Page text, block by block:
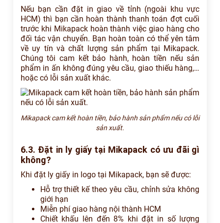
Nếu bạn cần đặt in giao về tỉnh (ngoài khu vực
HCM) thì bạn cần hoàn thành thanh toán đợt cuối
trước khi Mikapack hoàn thành việc giao hàng cho
đối tác vận chuyển. Bạn hoàn toàn có thể yên tâm
về uy tín và chất lượng sản phẩm tại Mikapack.
Chúng tôi cam kết bảo hành, hoàn tiền nếu sản
phẩm in ấn không đúng yêu cầu, giao thiếu hàng,…
hoặc có lỗi sản xuất khác.
Mikapack cam kết hoàn tiền, bảo hành sản phẩm nếu có lỗi
sản xuất.
6.3. Đặt in ly giấy tại Mikapack có ưu đãi gì
không?
Khi đặt ly giấy in logo tại Mikapack, bạn sẽ được:
Hỗ trợ thiết kế theo yêu cầu, chỉnh sửa không
giới hạn
Miễn phí giao hàng nội thành HCM
Chiết khấu lên đến 8% khi đặt in số lượng